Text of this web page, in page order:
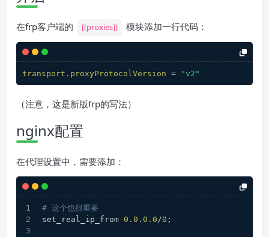
在frp客户端的 [[proxies]] 模块添加一行代码：
transport.proxyProtocolVersion = "v2"
（注意，这是新版frp的写法）
nginx配置
在代理设置中，需要添加：
# 这个也很重要
set_real_ip_from 0.0 . 0.0/0 ;